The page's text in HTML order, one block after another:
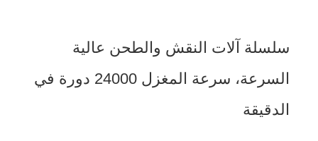
سلسلة آلات النقش والطحن عالية
السرعة، سرعة المغزل 24000 دورة في
الدقيقة